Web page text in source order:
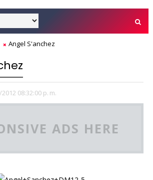
Angel S'anchez
08:32:00 p. m.
ADS HERE